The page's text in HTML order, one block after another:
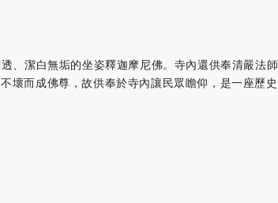
、潔白無垢的坐姿釋迦摩尼佛。寺內還供奉清嚴法師
壞而成佛尊，故供奉於寺內讓民眾瞻仰，是一座歷史